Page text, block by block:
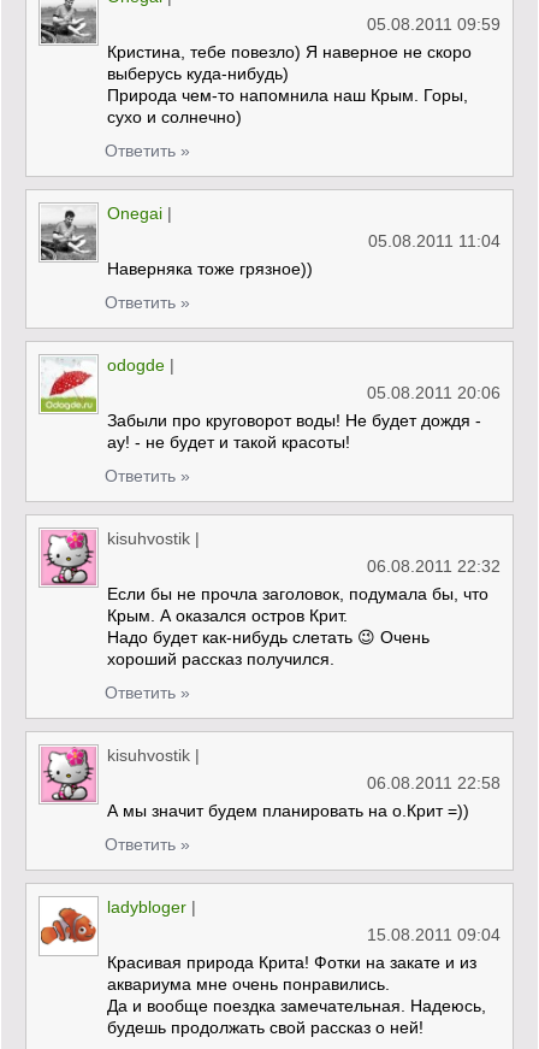
05.08.2011 09:59
Кристина, тебе повезло) Я наверное не скоро
выберусь куда-нибудь)
Природа чем-то напомнила наш Крым. Горы,
сухо и солнечно)
Ответить »
Onegai |
05.08.2011 11:04
Наверняка тоже грязное))
Ответить »
odogde |
05.08.2011 20:06
Забыли про круговорот воды! Не будет дождя -
ау! - не будет и такой красоты!
Ответить »
kisuhvostik |
06.08.2011 22:32
Если бы не прочла заголовок, подумала бы, что
Крым. А оказался остров Крит.
Надо будет как-нибудь слетать 😉 Очень
хороший рассказ получился.
Ответить »
kisuhvostik |
06.08.2011 22:58
А мы значит будем планировать на о.Крит =))
Ответить »
ladybloger |
15.08.2011 09:04
Красивая природа Крита! Фотки на закате и из
аквариума мне очень понравились.
Да и вообще поездка замечательная. Надеюсь,
будешь продолжать свой рассказ о ней!